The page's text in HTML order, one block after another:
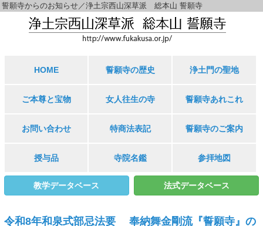
誓願寺からのお知らせ／浄土宗西山深草派 総本山 誓願寺
HOME 誓願寺の歴史 浄土門の聖地
ご本尊と宝物 女人往生の寺 誓願寺あれこれ
お問い合わせ 特商法表記 誓願寺のご案内
授与品 寺院名鑑 参拝地図
教学データベース 法式データベース
令和8年和泉式部忌法要 奉納舞金剛流『誓願寺』の